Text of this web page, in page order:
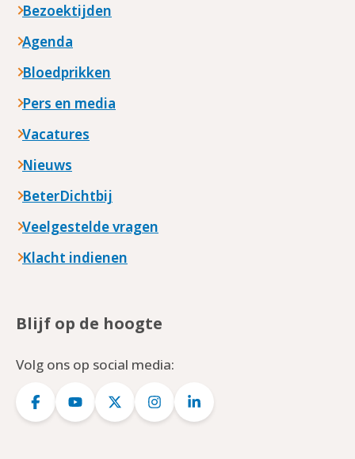
Bezoektijden
Agenda
Bloedprikken
Pers en media
Vacatures
Nieuws
BeterDichtbij
Veelgestelde vragen
Klacht indienen
Blijf op de hoogte
Volg ons op social media:
Logo
Logo
Logo
Logo
Logo